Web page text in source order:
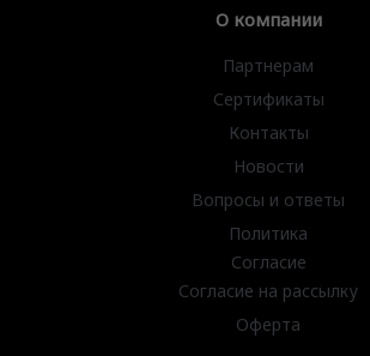
О компании
Партнерам
Сертификаты
Контакты
Новости
Вопросы и ответы
Политика
Согласие
Согласие на рассылку
Оферта